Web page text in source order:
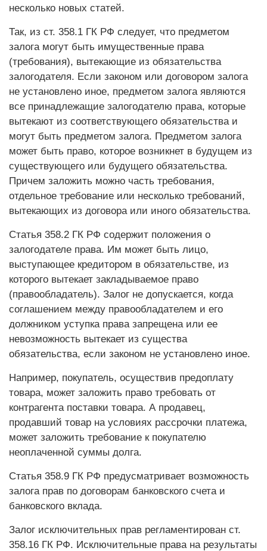
несколько новых статей.
Так, из ст. 358.1 ГК РФ следует, что предметом
залога могут быть имущественные права
(требования), вытекающие из обязательства
залогодателя. Если законом или договором залога
не установлено иное, предметом залога являются
все принадлежащие залогодателю права, которые
вытекают из соответствующего обязательства и
могут быть предметом залога. Предметом залога
может быть право, которое возникнет в будущем из
существующего или будущего обязательства.
Причем заложить можно часть требования,
отдельное требование или несколько требований,
вытекающих из договора или иного обязательства.
Статья 358.2 ГК РФ содержит положения о
залогодателе права. Им может быть лицо,
выступающее кредитором в обязательстве, из
которого вытекает закладываемое право
(правообладатель). Залог не допускается, когда
соглашением между правообладателем и его
должником уступка права запрещена или ее
невозможность вытекает из существа
обязательства, если законом не установлено иное.
Например, покупатель, осуществив предоплату
товара, может заложить право требовать от
контрагента поставки товара. А продавец,
продавший товар на условиях рассрочки платежа,
может заложить требование к покупателю
неоплаченной суммы долга.
Статья 358.9 ГК РФ предусматривает возможность
залога прав по договорам банковского счета и
банковского вклада.
Залог исключительных прав регламентирован ст.
358.16 ГК РФ. Исключительные права на результаты